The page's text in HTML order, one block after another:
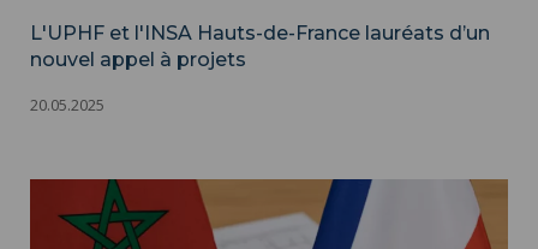
L'UPHF et l'INSA Hauts-de-France lauréats d’un
nouvel appel à projets
20.05.2025